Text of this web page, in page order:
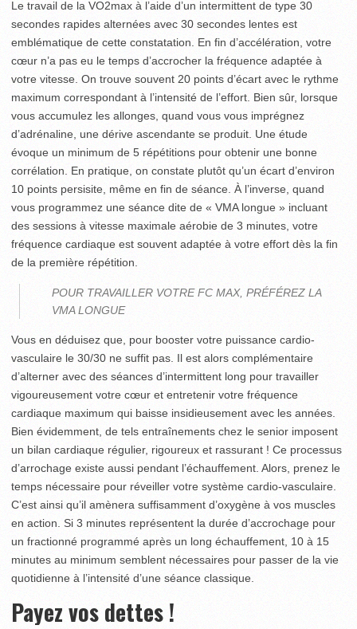
Le travail de la VO2max à l’aide d’un intermittent de type 30
secondes rapides alternées avec 30 secondes lentes est
emblématique de cette constatation. En fin d’accélération, votre
cœur n’a pas eu le temps d’accrocher la fréquence adaptée à
votre vitesse. On trouve souvent 20 points d’écart avec le rythme
maximum correspondant à l’intensité de l’effort. Bien sûr, lorsque
vous accumulez les allonges, quand vous vous imprégnez
d’adrénaline, une dérive ascendante se produit. Une étude
évoque un minimum de 5 répétitions pour obtenir une bonne
corrélation. En pratique, on constate plutôt qu’un écart d’environ
10 points persisite, même en fin de séance. À l’inverse, quand
vous programmez une séance dite de « VMA longue » incluant
des sessions à vitesse maximale aérobie de 3 minutes, votre
fréquence cardiaque est souvent adaptée à votre effort dès la fin
de la première répétition.
POUR TRAVAILLER VOTRE FC MAX, PRÉFÉREZ LA
VMA LONGUE
Vous en déduisez que, pour booster votre puissance cardio-
vasculaire le 30/30 ne suffit pas. Il est alors complémentaire
d’alterner avec des séances d’intermittent long pour travailler
vigoureusement votre cœur et entretenir votre fréquence
cardiaque maximum qui baisse insidieusement avec les années.
Bien évidemment, de tels entraînements chez le senior imposent
un bilan cardiaque régulier, rigoureux et rassurant ! Ce processus
d’arrochage existe aussi pendant l’échauffement. Alors, prenez le
temps nécessaire pour réveiller votre système cardio-vasculaire.
C’est ainsi qu’il amènera suffisamment d’oxygène à vos muscles
en action. Si 3 minutes représentent la durée d’accrochage pour
un fractionné programmé après un long échauffement, 10 à 15
minutes au minimum semblent nécessaires pour passer de la vie
quotidienne à l’intensité d’une séance classique.
Payez vos dettes !